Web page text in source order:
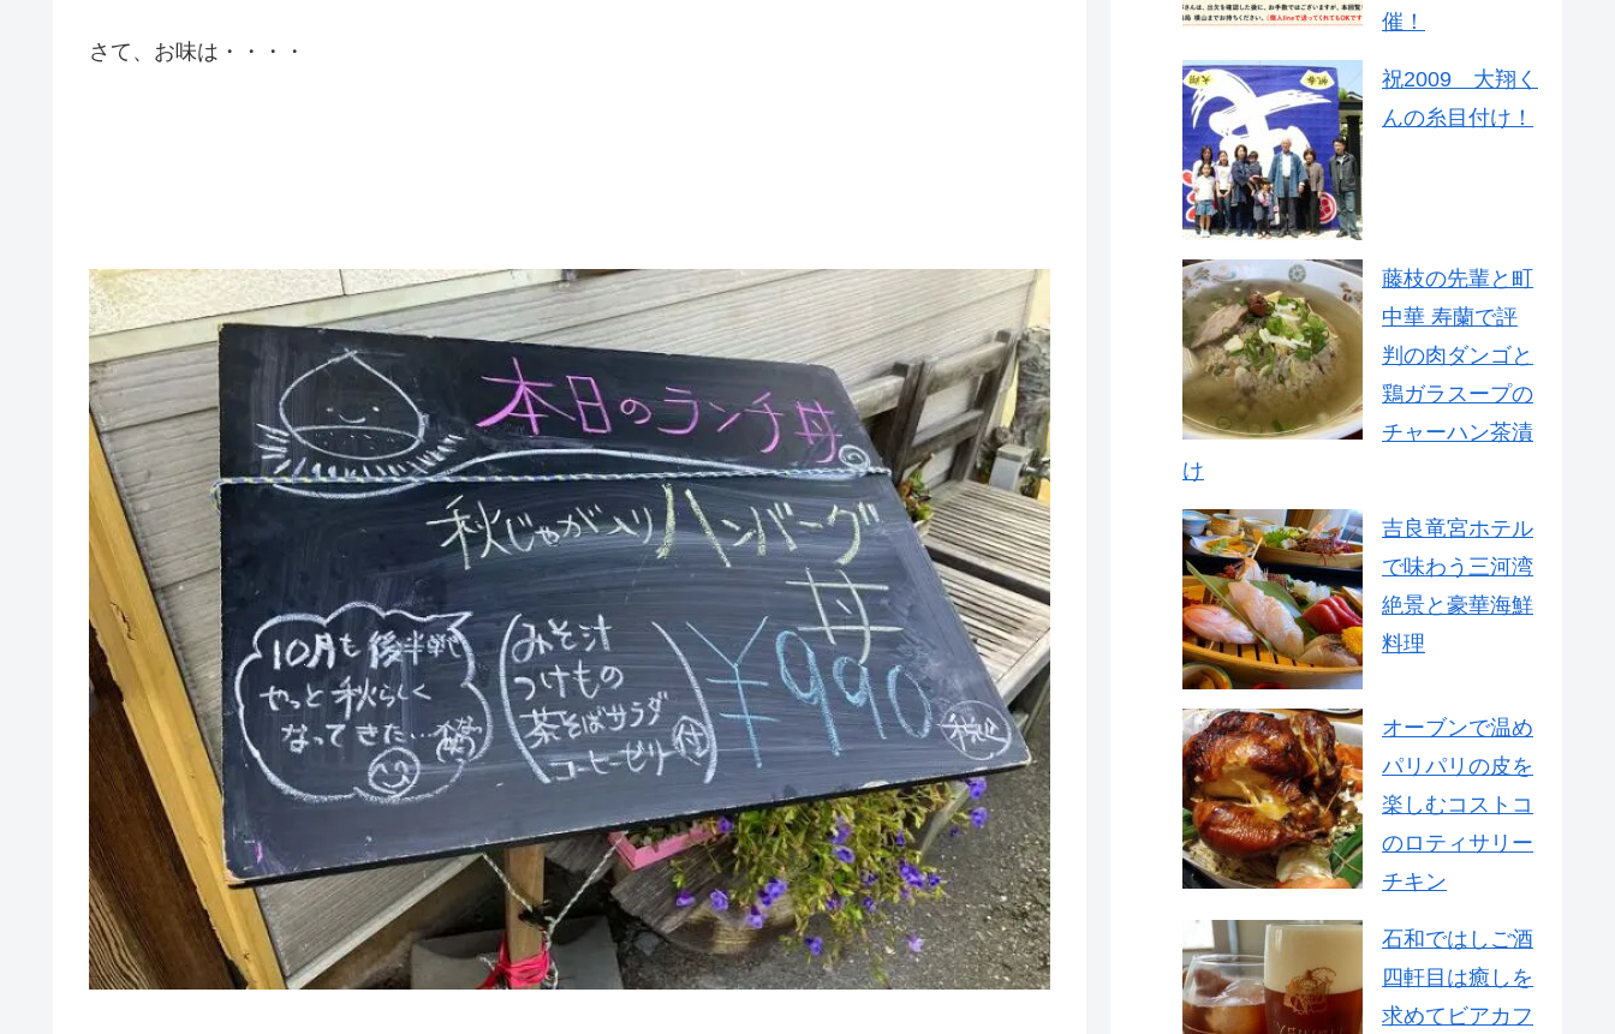
さて、お味は・・・・
催！
祝2009 大翔く
んの糸目付け！
藤枝の先輩と町
中華 寿蘭で評
判の肉ダンゴと
鶏ガラスープの
チャーハン茶漬
け
吉良竜宮ホテル
で味わう三河湾
絶景と豪華海鮮
料理
オーブンで温め
パリパリの皮を
楽しむコストコ
のロティサリー
チキン
石和ではしご酒
四軒目は癒しを
求めてビアカフ